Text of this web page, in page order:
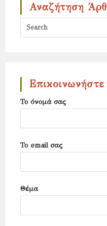
Αναζήτηση
Το όνομά σας
Το email σας
Θέμα